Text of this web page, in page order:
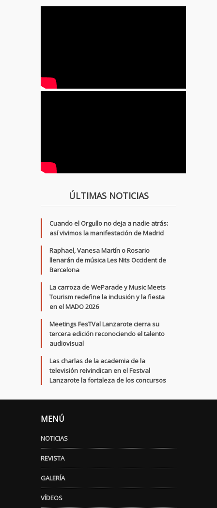
ÚLTIMAS NOTICIAS
Cuando el Orgullo no deja a nadie atrás:
así vivimos la manifestación de Madrid
Raphael, Vanesa Martín o Rosario
llenarán de música Les Nits Occident de
Barcelona
La carroza de WeParade y Music Meets
Tourism redefine la inclusión y la fiesta
en el MADO 2026
Meetings FesTVal Lanzarote cierra su
tercera edición reconociendo el talento
audiovisual
Las charlas de la academia de la
televisión reivindican en el Festval
Lanzarote la fortaleza de los concursos
MENÚ
NOTICIAS
REVISTA
GALERÍA
VÍDEOS